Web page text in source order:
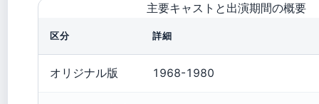
主要キャストと出演期間の概要
区分 詳細
オリジナル版 1968-1980